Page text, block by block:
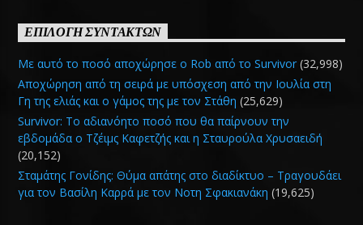
ΕΠΙΛΟΓΗ ΣΥΝΤΑΚΤΩΝ
Με αυτό το ποσό αποχώρησε ο Rob από το Survivor (32,998)
Αποχώρηση από τη σειρά με υπόσχεση από την Ιουλία στη
Γη της ελιάς και ο γάμος της με τον Στάθη (25,629)
Survivor: Το αδιανόητο ποσό που θα παίρνουν την
εβδομάδα ο Τζέιμς Καφετζής και η Σταυρούλα Χρυσαειδή
(20,152)
Σταμάτης Γονίδης: Θύμα απάτης στο διαδίκτυο – Τραγουδάει
για τον Βασίλη Καρρά με τον Νοτη Σφακιανάκη (19,625)